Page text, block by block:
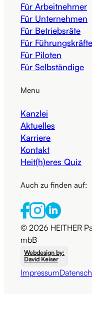
Für Arbeitnehmer
Für Unternehmen
Für Betriebsräte
Für
Für Piloten
Für Selbständige
Menu
Kanzlei
Aktuelles
Karriere
Kontakt
Heit(h)eres Quiz
Auch zu finden auf:
© 2026 HEITHER
mbB
Impressum
Webdesign by:
David Keiser